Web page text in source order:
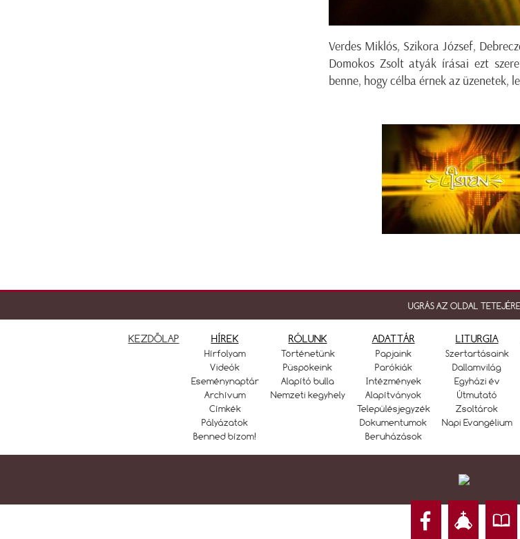
Verdes Miklós, Szikora József,
Domokos Zsolt atyák írásai ezt
benne, hogy célba érnek az üzenetek,
UGRÁS AZ OLDAL TETEJÉRE
KEZDŐLAP HÍREK
Hírfolyam
Videók
Eseménynaptár
Archívum
Címkék
Pályázatok
Benned bízom!
RÓLUNK
Történetünk
Püspökeink
Alapító bulla
Nemzeti kegyhely
ADATTÁR
Papjaink
Parókiák
Intézmények
Alapítványok
Településjegyzék
Dokumentumok
Beruházások
LITURGIA
Szertartásaink
Dallamvilág
Egyházi év
Útmutató
Zsoltárok
Napi Evangélium